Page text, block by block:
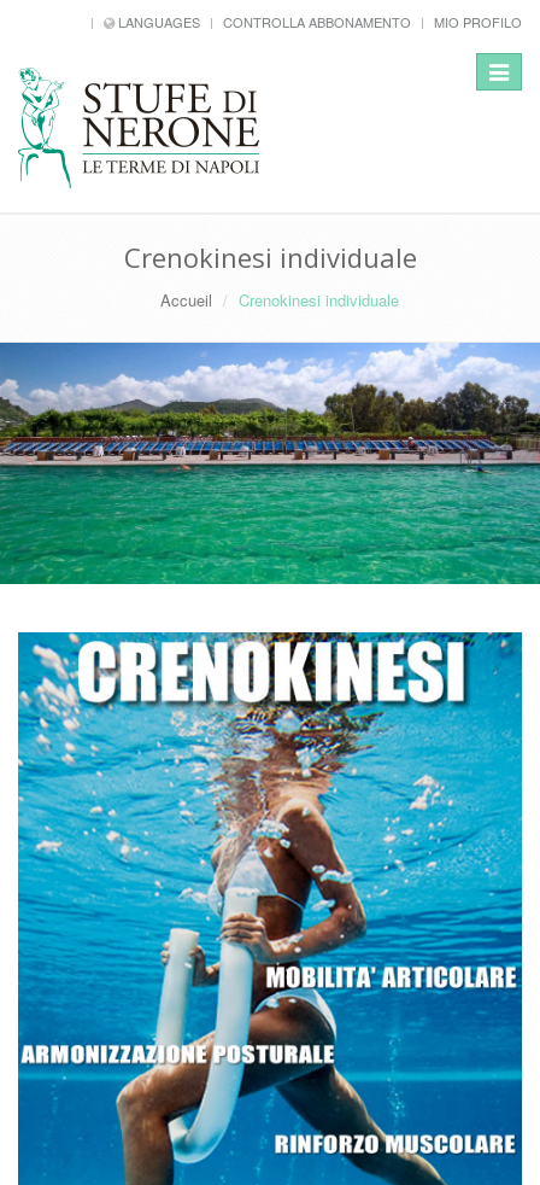
LANGUAGES CONTROLLA ABBONAMENTO MIO PROFILO
Toggle
Crenokinesi individuale
Accueil Crenokinesi individuale